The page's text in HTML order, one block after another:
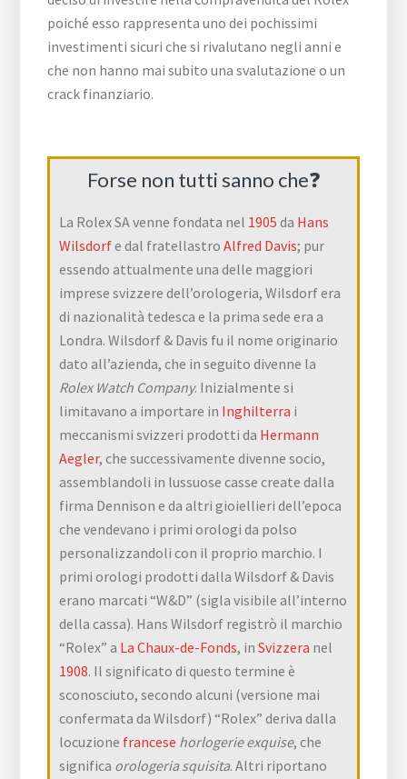
poiché esso rappresenta uno dei pochissimi
investimenti sicuri che si rivalutano negli anni e
che non hanno mai subito una svalutazione o un
crack finanziario.
Forse non tutti sanno che❓
La Rolex SA venne fondata nel 1905 da Hans
Wilsdorfe dal fratellastroAlfred Davis; pur
essendo attualmente una delle maggiori
imprese svizzere dell’orologeria, Wilsdorf era
di nazionalità tedesca e la prima sede era a
Londra. Wilsdorf & Davis fu il nome originario
dato all’azienda, che in seguito divenne la
Rolex Watch Company. Inizialmente si
limitavano a importare in Inghilterra i
meccanismi svizzeri prodotti da Hermann
Aegler, che successivamente divenne socio,
assemblandoli in lussuose casse create dalla
firma Dennison e da altri gioiellieri dell’epoca
che vendevano i primi orologi da polso
personalizzandoli con il proprio marchio. I
primi orologi prodotti dalla Wilsdorf & Davis
erano marcati “W&D” (sigla visibile all’interno
della cassa). Hans Wilsdorf registrò il marchio
“Rolex” a La Chaux-de-Fonds, inSvizzera nel
1908. Il significato di questo termine è
sconosciuto, secondo alcuni (versione mai
confermata da Wilsdorf) “Rolex” deriva dalla
locuzione francese horlogerie exquise, che
significa orologeria squisita. Altri riportano